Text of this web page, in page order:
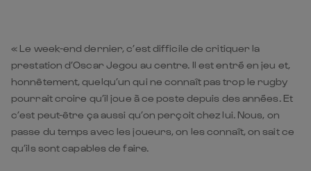
« Le week-end dernier, c’est difficile de critiquer la
prestation d’Oscar Jegou au centre. Il est entré en jeu et,
honnêtement, quelqu’un qui ne connaît pas trop le rugby
pourrait croire qu’il joue à ce poste depuis des années. Et
c’est peut-être ça aussi qu’on perçoit chez lui. Nous, on
passe du temps avec les joueurs, on les connaît, on sait ce
qu’ils sont capables de faire.